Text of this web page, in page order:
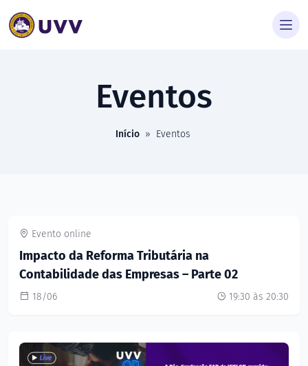
Eventos
Início » Eventos
Evento online
Impacto da Reforma Tributária na
Contabilidade das Empresas – Parte 02
18/06 19:30 às 20:30